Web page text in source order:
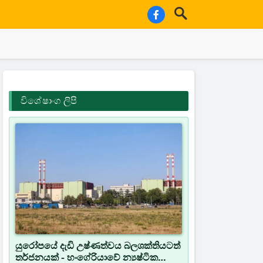
විශේෂාංග ලිපි
යුරෝපයේ දැඩි උෂ්ණත්වය බලශක්තියටත්
තර්ජනයක් - හංගේරියාවේ න්‍යෂ්ටික